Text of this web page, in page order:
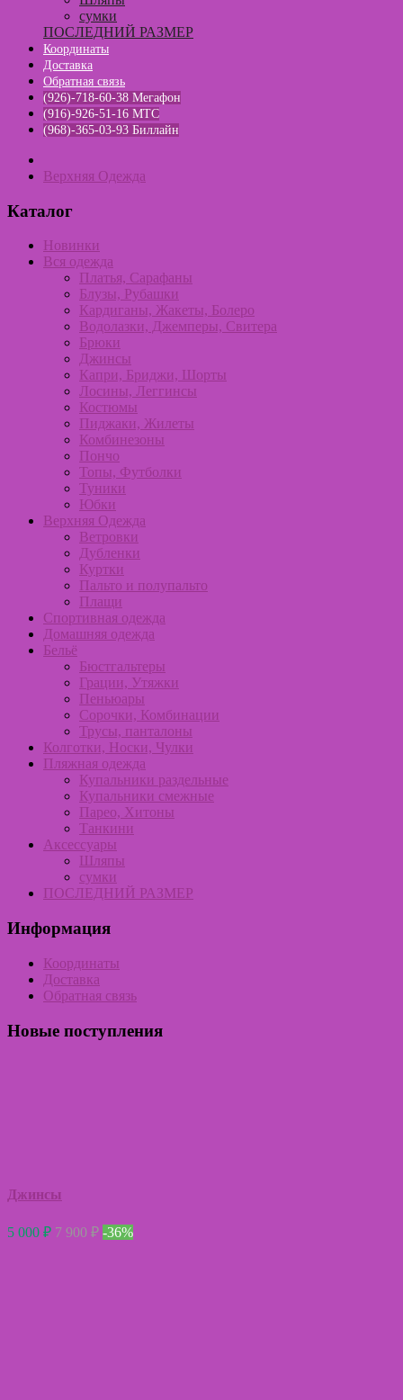
сумки
ПОСЛЕДНИЙ РАЗМЕР
Координаты
Доставка
Обратная связь
(926)-718-60-38 Мегафон
(916)-926-51-16 МТС
(968)-365-03-93 Биллайн
Верхняя Одежда
Каталог
Новинки
Вся одежда
Платья, Сарафаны
Блузы, Рубашки
Кардиганы, Жакеты, Болеро
Водолазки, Джемперы, Свитера
Брюки
Джинсы
Капри, Бриджи, Шорты
Лосины, Леггинсы
Костюмы
Пиджаки, Жилеты
Комбинезоны
Пончо
Топы, Футболки
Туники
Юбки
Верхняя Одежда
Ветровки
Дубленки
Куртки
Пальто и полупальто
Плащи
Спортивная одежда
Домашняя одежда
Бельё
Бюстгальтеры
Грации, Утяжки
Пеньюары
Сорочки, Комбинации
Трусы, панталоны
Колготки, Носки, Чулки
Пляжная одежда
Купальники раздельные
Купальники смежные
Парео, Хитоны
Танкини
Аксессуары
Шляпы
сумки
ПОСЛЕДНИЙ РАЗМЕР
Информация
Координаты
Доставка
Обратная связь
Новые поступления
Джинсы
5 000 ₽ 7 900 ₽ -36%